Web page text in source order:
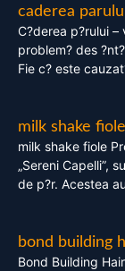
caderea
C?derea p?rului
problem? des
Fie c? este
milk shake fiole
milk shake fiole
„Sereni Capelli”,
de p?r. Acestea
bond building
Bond Building